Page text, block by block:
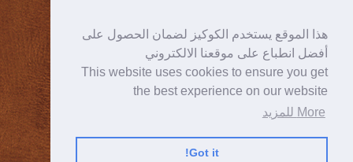
هذا الموقع يستخدم الكوكيز لضمان الحصول على
أفضل انطباع على موقعنا الالكتروني
This website uses cookies to ensure you get
the best experience on our website
More للمزيد
Got it!